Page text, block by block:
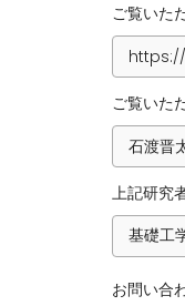
ご覧いた
ご覧いた
上記研究
お問い合